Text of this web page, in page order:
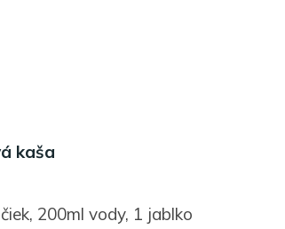
kaša
200ml vody, 1 jablko